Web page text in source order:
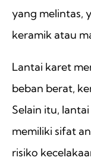
yang melintas,
keramik atau
Lantai karet
beban berat,
Selain itu,
memiliki sifat
risiko